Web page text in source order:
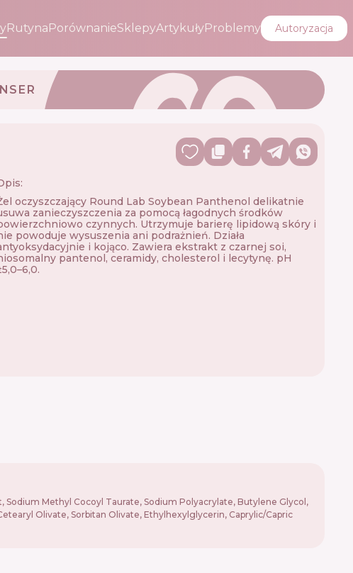
RutynaPorównanieSklepyArtykułyProblemy Autoryzacja
oczyszczający Round Lab Soybean Panthenol delikatnie
zanieczyszczenia za pomocą łagodnych środków
czynnych. Utrzymuje barierę lipidową skóry i
powoduje wysuszenia ani podrażnień. Działa
i kojąco. Zawiera ekstrakt z czarnej soi,
pantenol, ceramidy, cholesterol i lecytynę. pH
Sodium Methyl Cocoyl Taurate, Sodium Polyacrylate, Butylene Glycol,
Olivate, Sorbitan Olivate, Ethylhexylglycerin, Caprylic/Capric